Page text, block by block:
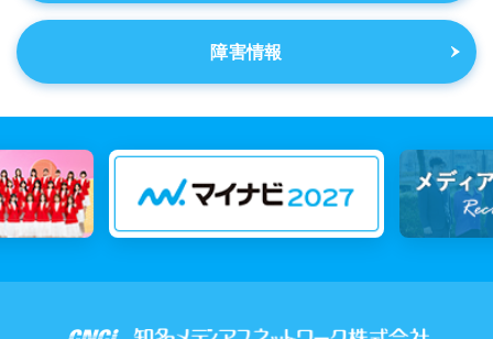
障害情報